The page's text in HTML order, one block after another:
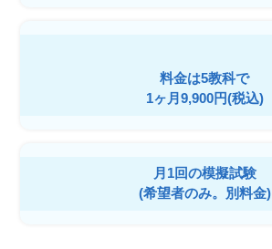
料金は5教科で
1ヶ月9,900円(税込)
月1回の模擬試験
(希望者のみ。別料金)